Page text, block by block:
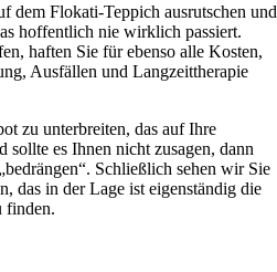
dem Flokati-Teppich ausrutschen und
hoffentlich nie wirklich passiert.
haften Sie für ebenso alle Kosten,
Ausfällen und Langzeittherapie
zu unterbreiten, das auf Ihre
sollte es Ihnen nicht zusagen, dann
Schließlich sehen wir Sie
das in der Lage ist eigenständig die
finden.